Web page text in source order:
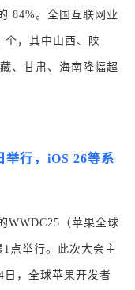
84%。全国互联网业
个，其中山西、陕
、甘肃、海南降幅超
举行，iOS 26等系
WWDC25（苹果全球
点举行。此次大会主
日，全球苹果开发者